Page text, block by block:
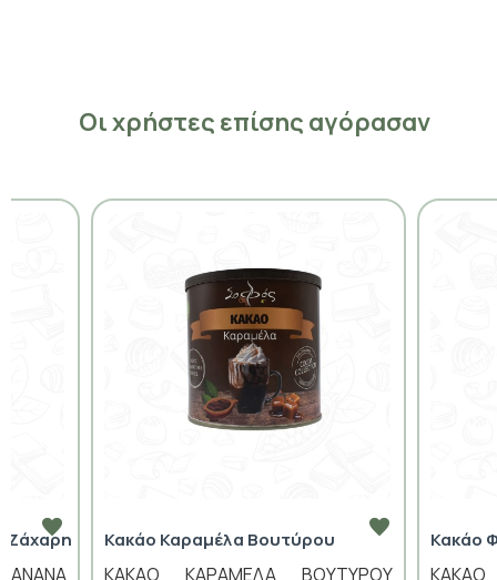
Οι χρήστες επίσης αγόρασαν
Ζάχαρη Κακάο Καραμέλα Βουτύρου
ΚΑΚΑΟ ΚΑΡΑΜΕΛΑ ΒΟΥΤΥΡΟΥ
Κακάο